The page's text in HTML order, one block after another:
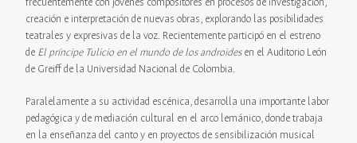
frecuentemente con jóvenes compositores en procesos de investigación,
creación e interpretación de nuevas obras, explorando las posibilidades
teatrales y expresivas de la voz. Recientemente participó en el estreno
de El príncipe Tulicio en el mundo de los androidesen el Auditorio León
de Greiff de la Universidad Nacional de Colombia.
Paralelamente a su actividad escénica, desarrolla una importante labor
pedagógica y de mediación cultural en el arco lemánico, donde trabaja
en la enseñanza del canto y en proyectos de sensibilización musical